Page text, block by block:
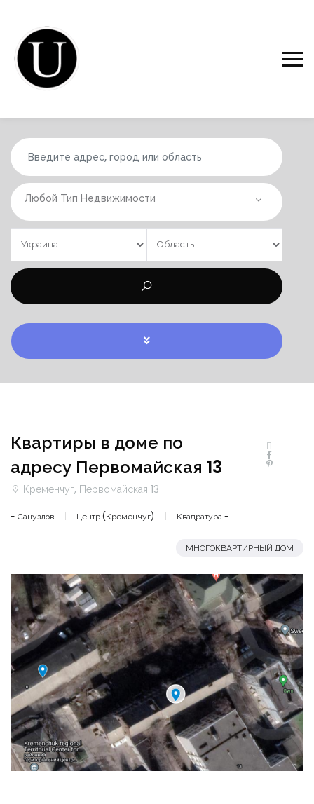
Любой Тип Недвижимости
Квартиры в доме по
адресу Первомайская 13
Кременчуг, Первомайская 13
- Санузлов Центр (Кременчуг) Квадратура -
МНОГОКВАРТИРНЫЙ ДОМ